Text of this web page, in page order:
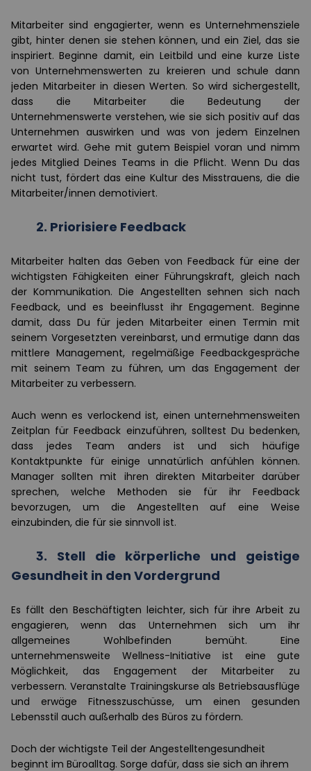
Mitarbeiter sind engagierter, wenn es Unternehmensziele
gibt, hinter denen sie stehen können, und ein Ziel, das sie
inspiriert. Beginne damit, ein Leitbild und eine kurze Liste
von Unternehmenswerten zu kreieren und schule dann
jeden Mitarbeiter in diesen Werten. So wird sichergestellt,
dass die Mitarbeiter die Bedeutung der
Unternehmenswerte verstehen, wie sie sich positiv auf das
Unternehmen auswirken und was von jedem Einzelnen
erwartet wird. Gehe mit gutem Beispiel voran und nimm
jedes Mitglied Deines Teams in die Pflicht. Wenn Du das
nicht tust, fördert das eine Kultur des Misstrauens, die die
Mitarbeiter/innen demotiviert.
2. Priorisiere Feedback
Mitarbeiter halten das Geben von Feedback für eine der
wichtigsten Fähigkeiten einer Führungskraft, gleich nach
der Kommunikation. Die Angestellten sehnen sich nach
Feedback, und es beeinflusst ihr Engagement. Beginne
damit, dass Du für jeden Mitarbeiter einen Termin mit
seinem Vorgesetzten vereinbarst, und ermutige dann das
mittlere Management, regelmäßige Feedbackgespräche
mit seinem Team zu führen, um das Engagement der
Mitarbeiter zu verbessern.
Auch wenn es verlockend ist, einen unternehmensweiten
Zeitplan für Feedback einzuführen, solltest Du bedenken,
dass jedes Team anders ist und sich häufige
Kontaktpunkte für einige unnatürlich anfühlen können.
Manager sollten mit ihren direkten Mitarbeiter darüber
sprechen, welche Methoden sie für ihr Feedback
bevorzugen, um die Angestellten auf eine Weise
einzubinden, die für sie sinnvoll ist.
3.
Stell die körperliche und geistige
Gesundheit in den Vordergrund
Es fällt den Beschäftigten leichter, sich für ihre Arbeit zu
engagieren, wenn das Unternehmen sich um ihr
allgemeines Wohlbefinden bemüht. Eine
unternehmensweite Wellness-Initiative ist eine gute
Möglichkeit, das Engagement der Mitarbeiter zu
verbessern. Veranstalte Trainingskurse als Betriebsausflüge
und erwäge Fitnesszuschüsse, um einen gesunden
Lebensstil auch außerhalb des Büros zu fördern.
Doch der wichtigste Teil der Angestelltengesundheit
beginnt im Büroalltag. Sorge dafür, dass sie sich an ihrem